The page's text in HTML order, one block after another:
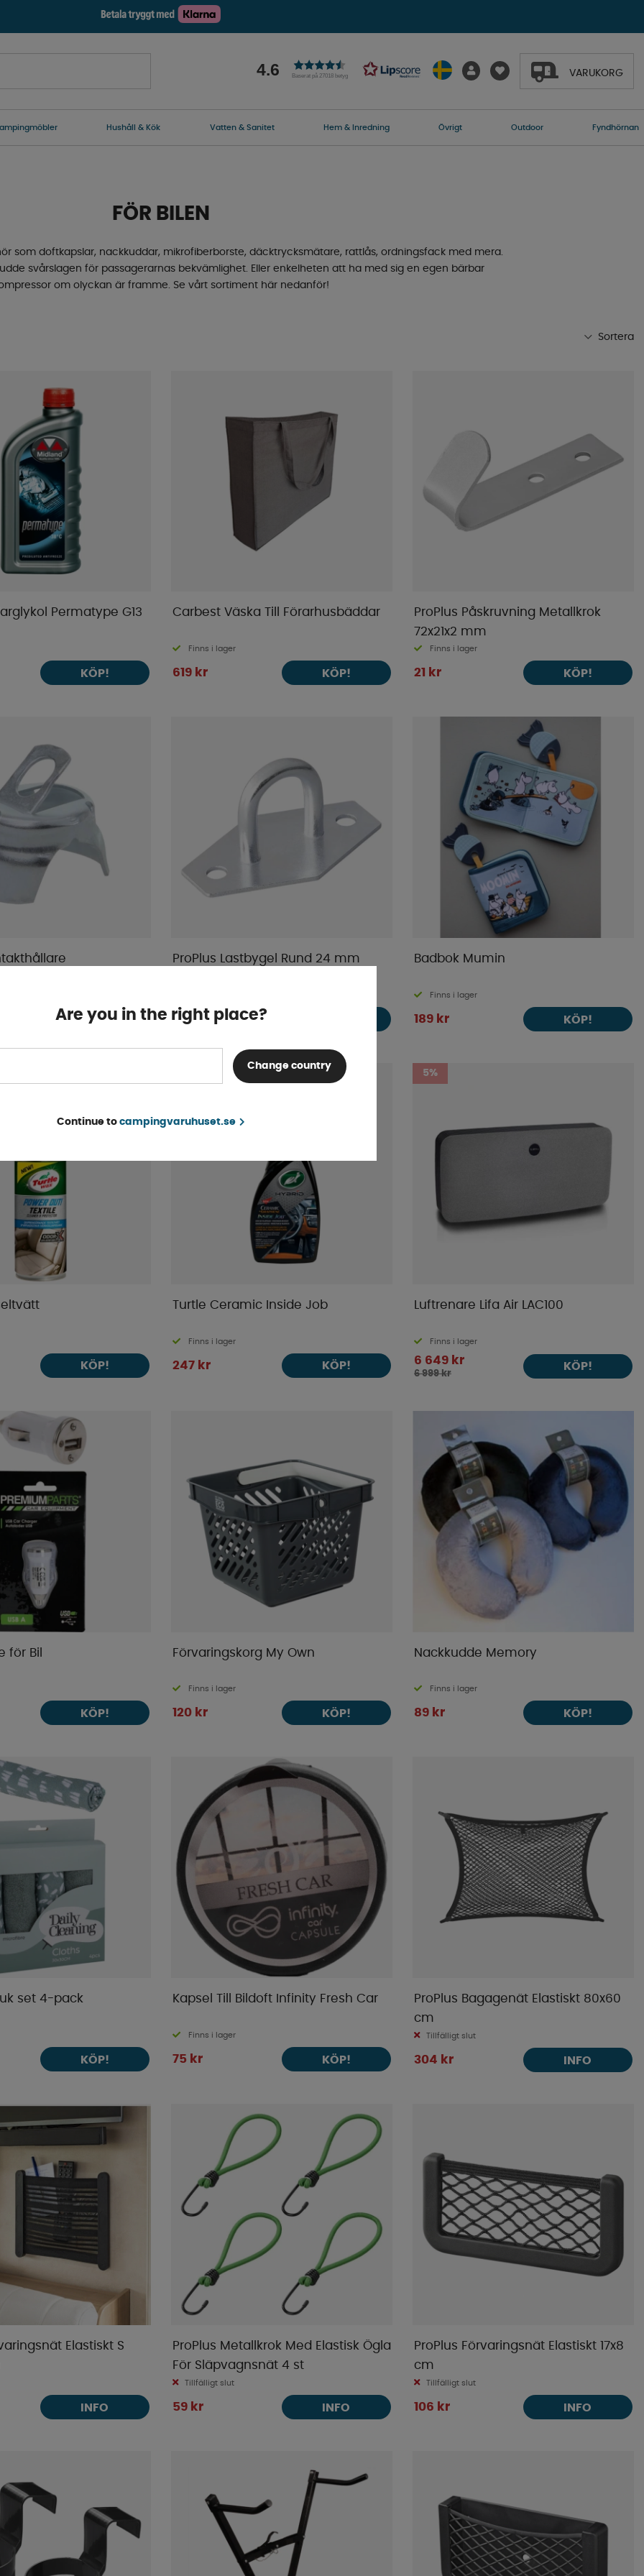
4.6 Baserat på 27018 betyg VARUKORG
Hushåll & Kök Vatten & Sanitet Hem & Inredning Övrigt Outdoor Fyndhörnan
FÖR BILEN
som doftkapslar, nackkuddar, mikrofiberborste, däcktrycksmätare, rattlås, ordningsfack med mera.
svårslagen för passagerarnas bekvämlighet. Eller enkelheten att ha med sig en egen bärbar
om olyckan är framme. Se vårt sortiment här nedanför!
Sortera
Lägsta pris
Varumärke
Permatype G13
KÖP!
Carbest Väska Till Förarhusbäddar
Finns i lager
619 kr KÖP!
ProPlus Påskruvning Metallkrok
72x21x2 mm
Finns i lager
21 kr KÖP!
KÖP!
ProPlus Lastbygel Rund 24 mm
24 kr
Badbok Mumin
Finns i lager
189 kr KÖP!
KÖP!
Turtle Ceramic Inside Job
Finns i lager
247 kr KÖP!
5%
Luftrenare Lifa Air LAC100
Finns i lager
6 649 kr
6 999 kr
KÖP!
för Bil
KÖP!
Förvaringskorg My Own
Finns i lager
120 kr KÖP!
Nackkudde Memory
Finns i lager
89 kr KÖP!
set 4-pack
KÖP!
Kapsel Till Bildoft Infinity Fresh Car
Finns i lager
75 kr KÖP!
ProPlus Bagagenät Elastiskt 80x60
cm
Tillfälligt slut
304 kr INFO
Elastiskt S
INFO
ProPlus Metallkrok Med Elastisk Ögla
För Släpvagnsnät 4 st
Tillfälligt slut
59 kr INFO
ProPlus Förvaringsnät Elastiskt 17x8
cm
Tillfälligt slut
106 kr INFO
Are you in the right place?
Change country
Continue to campingvaruhuset.se